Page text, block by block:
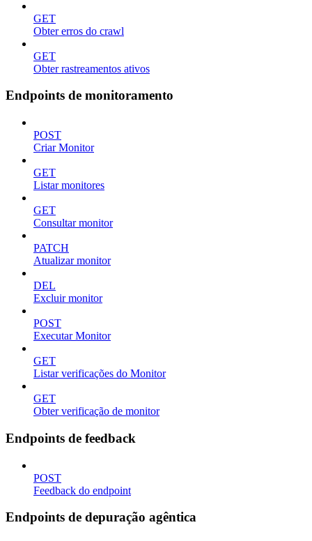
GET
Obter erros do crawl
GET
Obter rastreamentos ativos
Endpoints de monitoramento
POST
Criar Monitor
GET
Listar monitores
GET
Consultar monitor
PATCH
Atualizar monitor
DEL
Excluir monitor
POST
Executar Monitor
GET
Listar verificações do Monitor
GET
Obter verificação de monitor
Endpoints de feedback
POST
Feedback do endpoint
Endpoints de depuração agêntica